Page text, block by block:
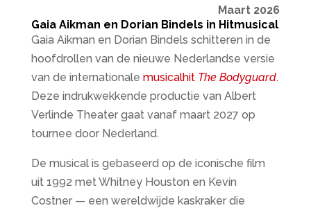
Maart 2026
Gaia Aikman en Dorian Bindels in Hitmusical
Gaia Aikman en Dorian Bindels schitteren in de
hoofdrollen van de nieuwe Nederlandse versie
van de internationale musicalhit The Bodyguard.
Deze indrukwekkende productie van Albert
Verlinde Theater gaat vanaf maart 2027 op
tournee door Nederland.
De musical is gebaseerd op de iconische film
uit 1992 met Whitney Houston en Kevin
Costner — een wereldwijde kaskraker die